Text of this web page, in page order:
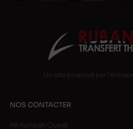
Un site proposé par
NOS CONTACTER
PA Keneah Ouest